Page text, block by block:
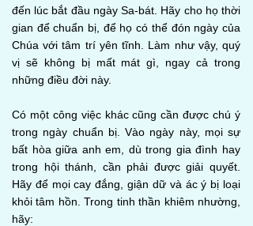
đến lúc bắt đầu ngày Sa-bát. Hãy cho họ thời
gian để chuẩn bị, để họ có thể đón ngày của
Chúa với tâm trí yên tĩnh. Làm như vậy, quý
vị sẽ không bị mất mát gì, ngay cả trong
những điều đời này.
Có một công việc khác cũng cần được chú ý
trong ngày chuẩn bị. Vào ngày này, mọi sự
bất hòa giữa anh em, dù trong gia đình hay
trong hội thánh, cần phải được giải quyết.
Hãy để mọi cay đắng, giận dữ và ác ý bị loại
khỏi tâm hồn. Trong tinh thần khiêm nhường,
hãy: